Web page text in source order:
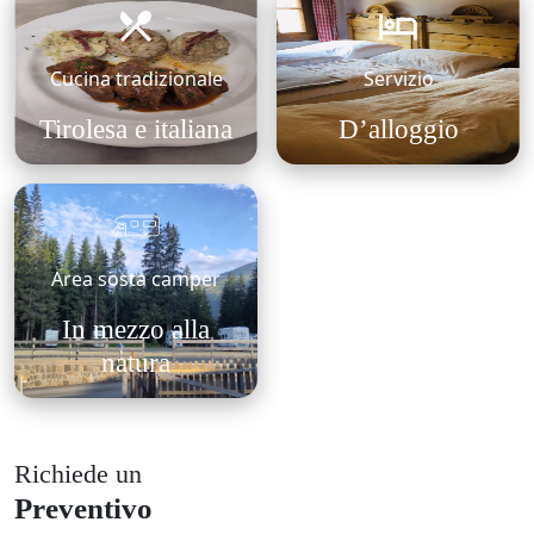
Cucina tradizionale
Tirolesa e italiana
Servizio
D’alloggio
Area sosta camper
In mezzo alla
natura
Richiede un
Preventivo